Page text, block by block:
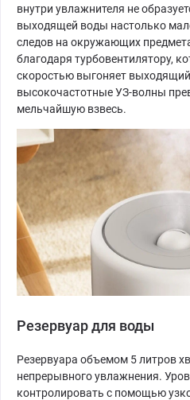
внутри увлажнителя не
выходящей воды настолько
следов на окружающих
благодаря турбовентилятору,
скоростью выгоняет
высокочастотные УЗ-волны
мельчайшую взвесь.
Резервуар для воды
Резервуара объемом 5 литров
непрерывного увлажнения.
контролировать с помощью